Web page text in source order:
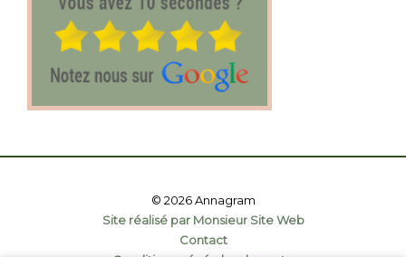
© 2026 Annagram
Site réalisé par Monsieur Site Web
Contact